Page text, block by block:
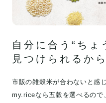
自分に合う“ちょ
見つけられるか
市販の雑穀米が合わないと感
my.riceなら五穀を選べるので